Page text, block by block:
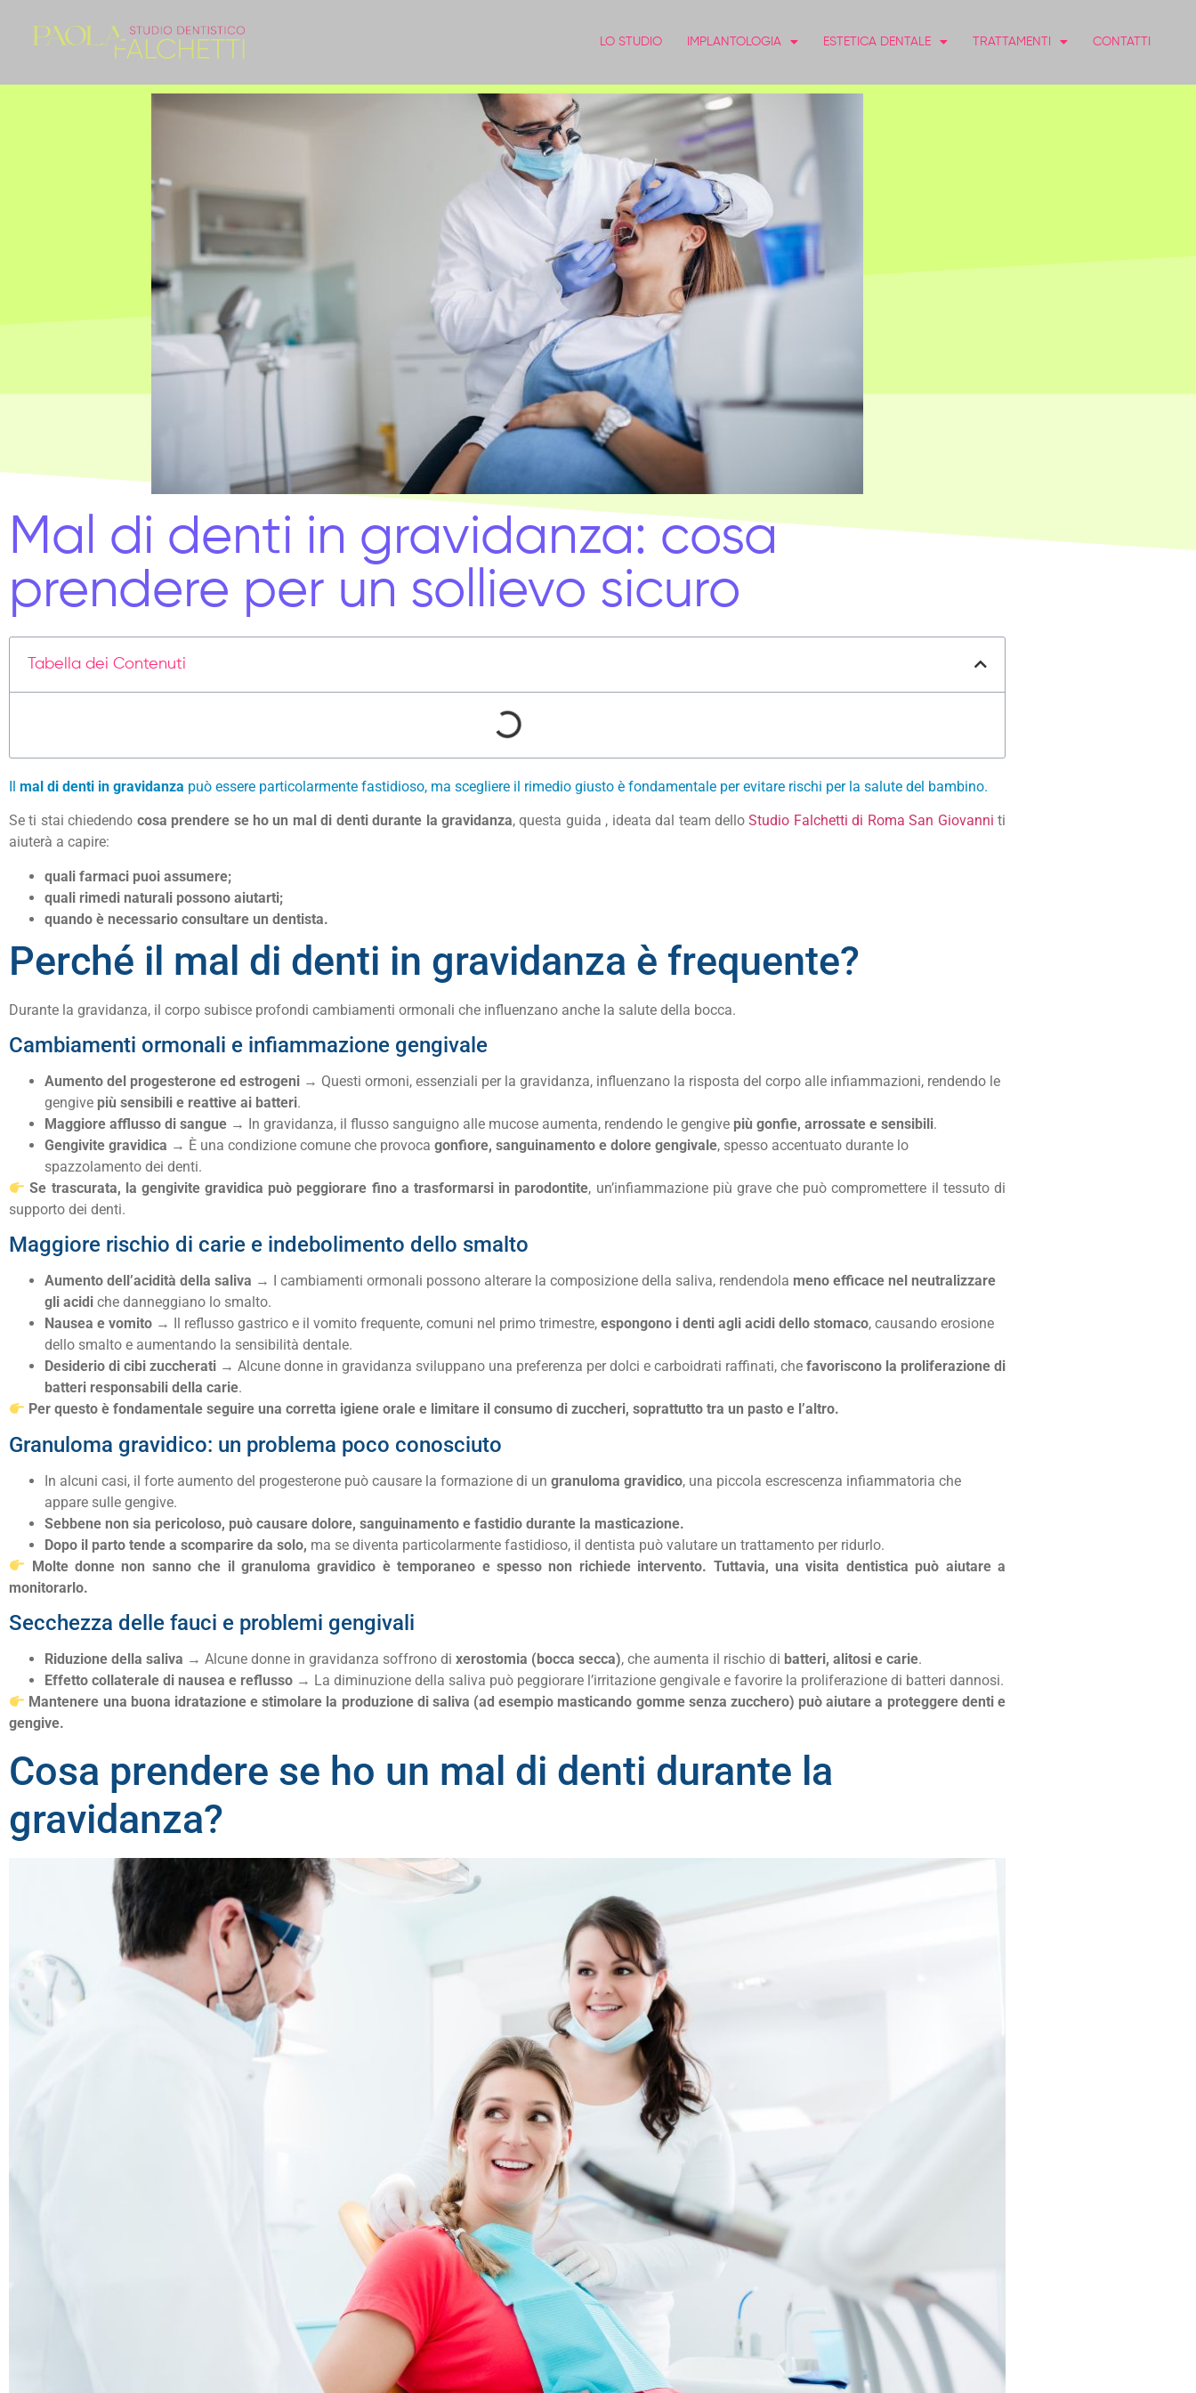
LO STUDIO IMPLANTOLOGIA ESTETICA DENTALE TRATTAMENTI CONTATTI
Mal di denti in gravidanza: cosa
prendere per un sollievo sicuro
Tabella dei Contenuti
Il mal di denti in gravidanza può essere particolarmente fastidioso, ma scegliere il rimedio giusto è fondamentale per evitare rischi per la salute del bambino.
Se ti stai chiedendo cosa prendere se ho un mal di denti durante la gravidanza, questa guida , ideata dal team delloStudio Falchetti di Roma San Giovanni ti
aiuterà a capire:
quali farmaci puoi assumere;
quali rimedi naturali possono aiutarti;
quando è necessario consultare un dentista.
Perché il mal di denti in gravidanza è frequente?
Durante la gravidanza, il corpo subisce profondi cambiamenti ormonali che influenzano anche la salute della bocca.
Cambiamenti ormonali e infiammazione gengivale
Aumento del progesterone ed estrogeni → Questi ormoni, essenziali per la gravidanza, influenzano la risposta del corpo alle infiammazioni, rendendo le
gengive più sensibili e reattive ai batteri.
Maggiore afflusso di sangue → In gravidanza, il flusso sanguigno alle mucose aumenta, rendendo le gengive più gonfie, arrossate e sensibili.
Gengivite gravidica → È una condizione comune che provoca gonfiore, sanguinamento e dolore gengivale, spesso accentuato durante lo
spazzolamento dei denti.
Se trascurata, la gengivite gravidica può peggiorare fino a trasformarsi in parodontite, un’infiammazione più grave che può compromettere il tessuto di
supporto dei denti.
Maggiore rischio di carie e indebolimento dello smalto
Aumento dell’acidità della saliva → I cambiamenti ormonali possono alterare la composizione della saliva, rendendola meno efficace nel neutralizzare
gli acidi che danneggiano lo smalto.
Nausea e vomito → Il reflusso gastrico e il vomito frequente, comuni nel primo trimestre, espongono i denti agli acidi dello stomaco, causando erosione
dello smalto e aumentando la sensibilità dentale.
Desiderio di cibi zuccherati → Alcune donne in gravidanza sviluppano una preferenza per dolci e carboidrati raffinati, che favoriscono la proliferazione di
batteri responsabili della carie.
Per questo è fondamentale seguire una corretta igiene orale e limitare il consumo di zuccheri, soprattutto tra un pasto e l’altro.
Granuloma gravidico: un problema poco conosciuto
In alcuni casi, il forte aumento del progesterone può causare la formazione di un granuloma gravidico, una piccola escrescenza infiammatoria che
appare sulle gengive.
Sebbene non sia pericoloso, può causare dolore, sanguinamento e fastidio durante la masticazione.
Dopo il parto tende a scomparire da solo, ma se diventa particolarmente fastidioso, il dentista può valutare un trattamento per ridurlo.
Molte donne non sanno che il granuloma gravidico è temporaneo e spesso non richiede intervento. Tuttavia, una visita dentistica può aiutare a
monitorarlo.
Secchezza delle fauci e problemi gengivali
Riduzione della saliva → Alcune donne in gravidanza soffrono di xerostomia (bocca secca), che aumenta il rischio di batteri, alitosi e carie.
Effetto collaterale di nausea e reflusso → La diminuzione della saliva può peggiorare l’irritazione gengivale e favorire la proliferazione di batteri dannosi.
Mantenere una buona idratazione e stimolare la produzione di saliva (ad esempio masticando gomme senza zucchero) può aiutare a proteggere denti e
gengive.
Cosa prendere se ho un mal di denti durante la
gravidanza?